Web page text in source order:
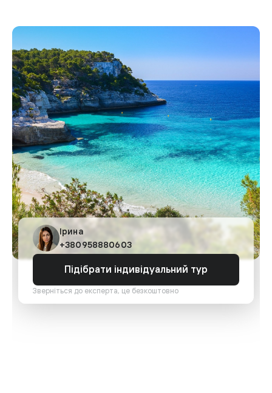
Ірина
+380958880603
Підібрати індивідуальний тур
Зверніться до експерта, це безкоштовно